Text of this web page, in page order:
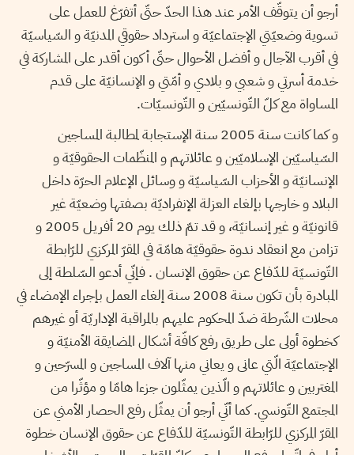
أرجو أن يتوقّف الأمر عند هذا الحدّ حتّى أتفرّغ للعمل على
تسوية وضعيّتي الإجتماعيّة و استرداد حقوقي المدنيّة و السّياسيّة
في أقرب الآجال و أفضل الأحوال حتّى أكون أقدر على المشاركة في
خدمة أسرتي و شعبي و بلادي و أمّتي و الإنسانيّة على قدم
المساواة مع كلّ التّونسيّين و التّونسيّات.
و كما كانت سنة 2005 سنة الإستجابة لمطالبة المساجين
السّياسيّين الإسلاميّين و عائلاتهم و المنظّمات الحقوقيّة و
الإنسانيّة و الأحزاب السّياسيّة و وسائل الإعلام الحرّة داخل
البلاد و خارجها بإلغاء العزلة الإنفراديّة بصفتها وضعيّة غير
قانونيّة و غير إنسانيّة، و قد تمّ ذلك يوم 20 أفريل 2005 و
تزامن مع انعقاد ندوة حقوقيّة هامّة في المقرّ المركزي للرّابطة
التّونسيّة للدّفاع عن حقوق الإنسان . فإنّي أدعو السّلطة إلى
المبادرة بأن تكون سنة 2008 سنة إلغاء العمل بإجراء الإمضاء في
محلات الشّرطة ضدّ المحكوم عليهم بالمراقبة الإداريّة أو غيرهم
كخطوة أولى على طريق رفع كافّة أشكال المضايقة الأمنيّة و
الإجتماعيّة الّتي عانى و يعاني منها آلاف المساجين و المسرّحين و
المغتربين و عائلاتهم و الّذين يمثّلون جزءا هامّا و مؤثّرا من
المجتمع التّونسي. كما أنّي أرجو أن يمثّل رفع الحصار الأمني عن
المقرّ المركزي للرّابطة التّونسيّة للدّفاع عن حقوق الإنسان خطوة